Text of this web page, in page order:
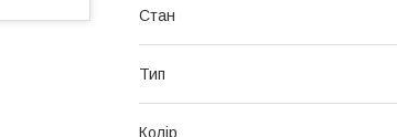
Стан
Тип
Колір